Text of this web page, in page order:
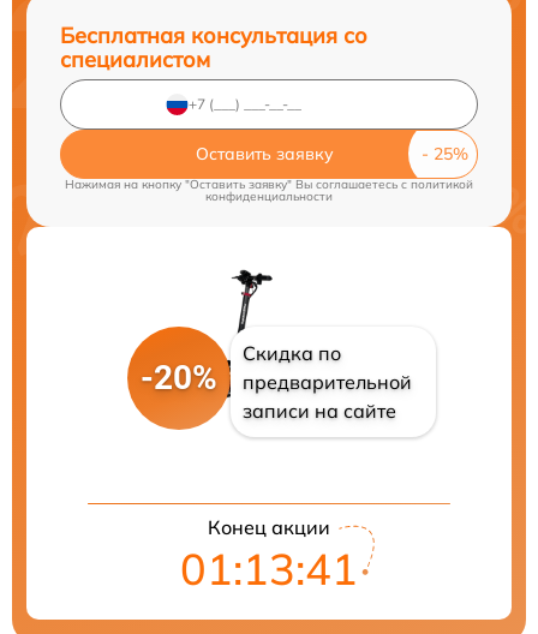
Бесплатная консультация со
специалистом
Оставить заявку
Нажимая на кнопку "Оставить заявку" Вы соглашаетесь cполитикой
конфиденциальности
-20%
Скидка по
предварительной
записи на сайте
Конец акции
01:13:40